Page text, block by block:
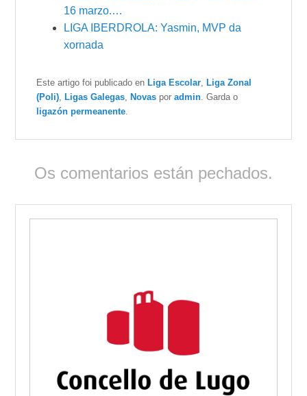
16 marzo.…
LIGA IBERDROLA: Yasmin, MVP da
xornada
Este artigo foi publicado en Liga Escolar
Liga Zonal
(Poli)
Ligas Galegas Novas poradmin . Garda o
ligazón permeanente
Os comentarios están pechados.